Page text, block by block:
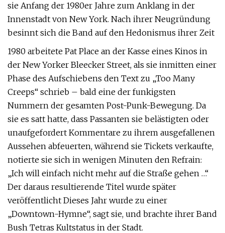
sie Anfang der 1980er Jahre zum Anklang in der
Innenstadt von New York. Nach ihrer Neugründung
besinnt sich die Band auf den Hedonismus ihrer Zeit
1980 arbeitete Pat Place an der Kasse eines Kinos in
der New Yorker Bleecker Street, als sie inmitten einer
Phase des Aufschiebens den Text zu „Too Many
Creeps“ schrieb – bald eine der funkigsten
Nummern der gesamten Post-Punk-Bewegung. Da
sie es satt hatte, dass Passanten sie belästigten oder
unaufgefordert Kommentare zu ihrem ausgefallenen
Aussehen abfeuerten, während sie Tickets verkaufte,
notierte sie sich in wenigen Minuten den Refrain:
„Ich will einfach nicht mehr auf die Straße gehen …“
Der daraus resultierende Titel wurde später
veröffentlicht Dieses Jahr wurde zu einer
„Downtown-Hymne“, sagt sie, und brachte ihrer Band
Bush Tetras Kultstatus in der Stadt.